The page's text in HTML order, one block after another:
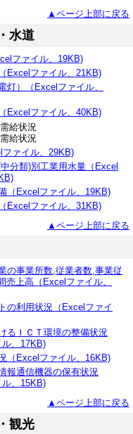
▲ページ上部に戻る
水道
ファイル、19KB)
Excelファイル、21KB)
灯）（Excelファイル、
Excelファイル、40KB)
給状況
給状況
ファイル、29KB)
分類)別工業用水量（Excel
（Excelファイル、19KB)
Excelファイル、31KB)
▲ページ上部に戻る
の事業所数,従業者数,事業従
売上高（Excelファイル、
の利用状況（Excelファイ
るＩＣＴ環境の整備状況
ル、17KB)
（Excelファイル、16KB)
報通信機器の保有状況
ル、15KB)
▲ページ上部に戻る
観光